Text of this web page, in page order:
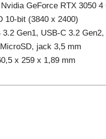
GeForce RTX 3050 4
10-bit (3840 x 2400)
3.2 Gen1, USB-C 3.2
jack 3,5 mm
x 259 x 1,89 mm